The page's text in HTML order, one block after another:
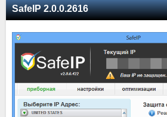
SafeIP 2.0.0.2616